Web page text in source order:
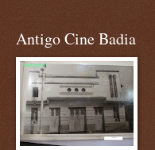
Antigo Cine Badia